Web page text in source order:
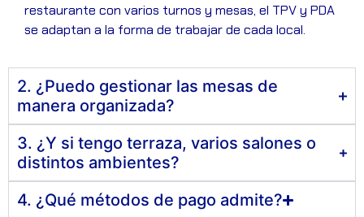
restaurante con varios turnos y mesas, el TPV y PDA
se adaptan a la forma de trabajar de cada local.
2. ¿Puedo gestionar las mesas de
manera organizada?
3. ¿Y si tengo terraza, varios salones o
distintos ambientes?
4. ¿Qué métodos de pago admite?